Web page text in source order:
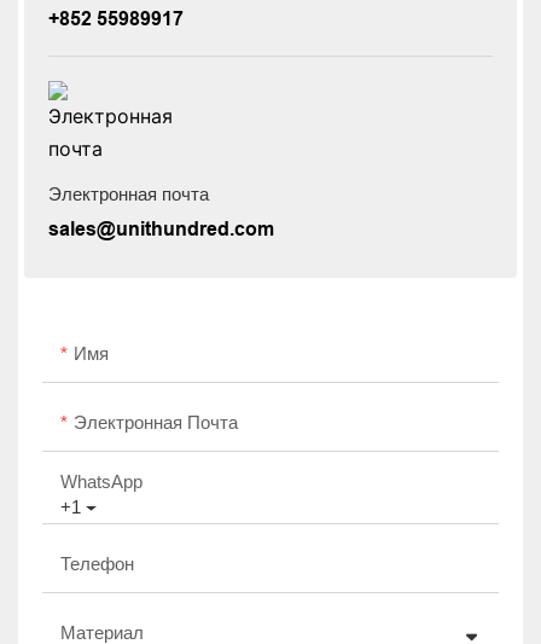
+852 55989917
Электронная почта
sales@unithundred.com
Имя
Электронная Почта
+1
WhatsApp
Телефон
Материал